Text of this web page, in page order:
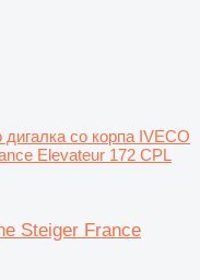
дигалка со корпа IVECO
Elevateur 172 CPL
Steiger France